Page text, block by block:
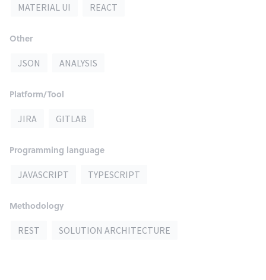
MATERIAL UI REACT
Other
JSON ANALYSIS
Platform/Tool
JIRA GITLAB
Programming language
JAVASCRIPT TYPESCRIPT
Methodology
REST SOLUTION ARCHITECTURE